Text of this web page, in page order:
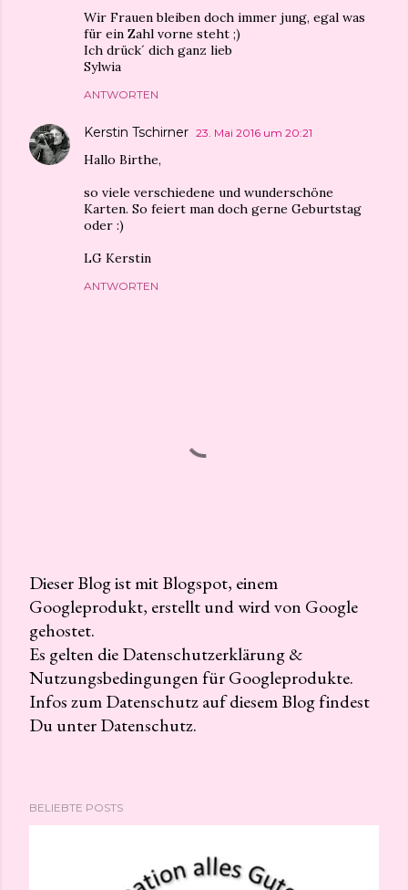
Wir Frauen bleiben doch immer jung, egal was
für ein Zahl vorne steht ;)
Ich drück´ dich ganz lieb
Sylwia
ANTWORTEN
Kerstin Tschirner 23. Mai 2016 um 20:21
Hallo Birthe,
so viele verschiedene und wunderschöne
Karten. So feiert man doch gerne Geburtstag
oder :)
LG Kerstin
ANTWORTEN
K
o
m
m
e
n
v
Dieser Blog ist mit Blogspot, einem
Googleprodukt, erstellt und wird von Google
gehostet.
Es gelten die Datenschutzerklärung &
Nutzungsbedingungen für Googleprodukte.
Infos zum Datenschutz auf diesem Blog findest
Du unter Datenschutz.
BELIEBTE POSTS